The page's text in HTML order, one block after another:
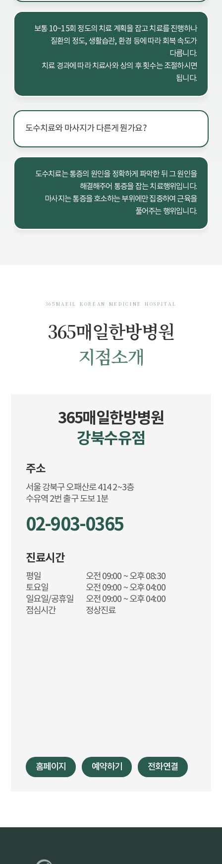
보통 10~15회 정도의 치료 계획을 잡고 치료를 진행하나
질환의 정도, 생활습관, 환경 등에 따라 회복 속도가
다릅니다.
치료 경과에 따라 치료사와 상의 후 횟수는 조절하시면
됩니다.
도수치료와 마사지가 다른게 뭔가요?
도수치료는 통증의 원인을 정확하게 파악한 뒤 그 원인을
해결해주어 통증을 잡는 치료행위입니다.
마사지는 통증을 호소하는 부위에만 집중하여 근육을
풀어주는 행위입니다.
365MAEIL KOREAN MEDICINE HOSPITAL
365매일한방병원
지점소개
365매일한방병원
강북수유점
주소
서울 강북구 오패산로 414 2~3층
수유역 2번 출구 도보 1분
02-903-0365
진료시간
평일
토요일
일요일/공휴일
점심시간
오전 09:00 ~ 오후 08:30
오전 09:00 ~ 오후 04:00
오전 09:00 ~ 오후 04:00
정상진료
홈페이지 예약하기 전화연결